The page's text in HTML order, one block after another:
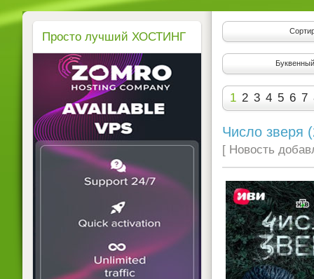
1 2 3 4 5 6 7
Число зверя
[ Новость
Просто лучший ХОСТИНГ